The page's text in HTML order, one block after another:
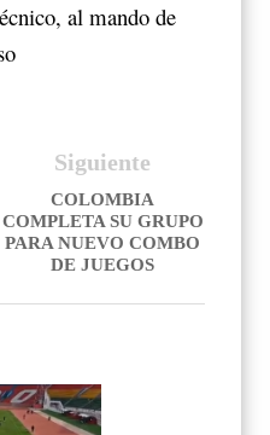
al mando de
Siguiente
COLOMBIA
COMPLETA SU GRUPO
PARA NUEVO COMBO
DE JUEGOS